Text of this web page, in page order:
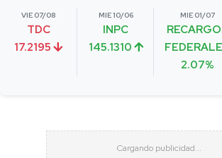
VIE 07/08
TDC
17.2195
MIE 10/06
INPC
145.1310
MIE 01/07
2.07%